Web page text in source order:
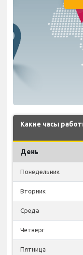
Какие часы
День
Понедельник
Вторник
Среда
Четверг
Пятница